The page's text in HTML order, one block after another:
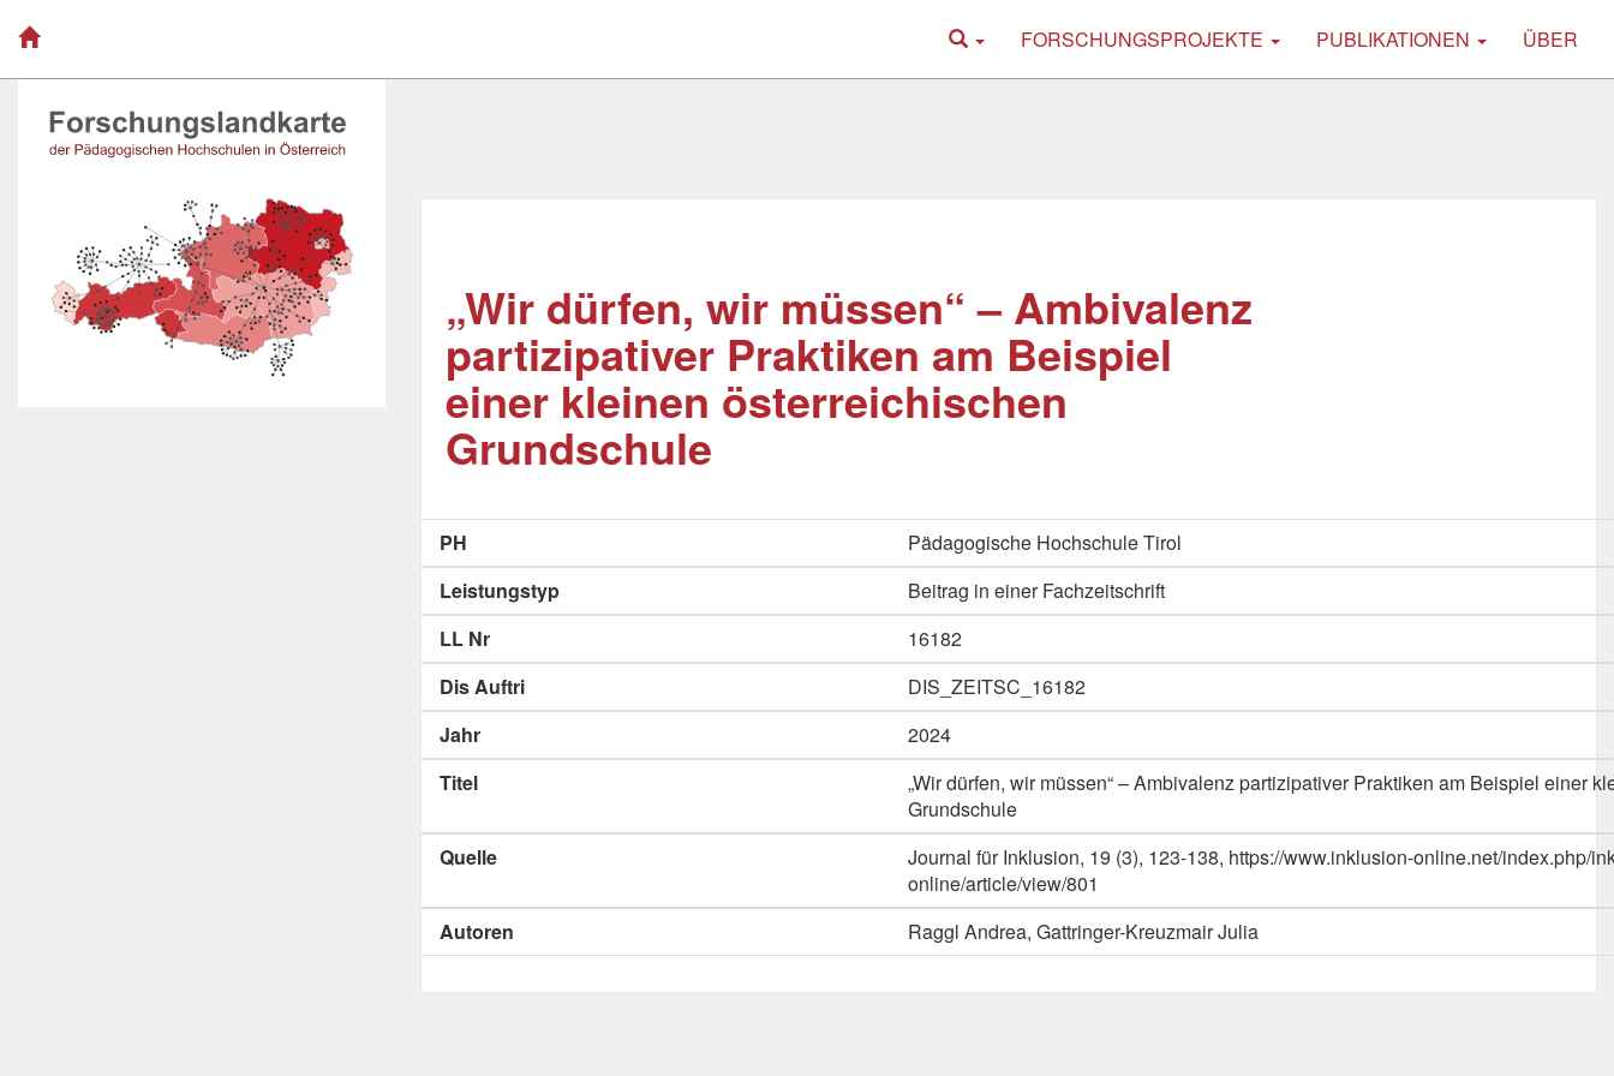
FORSCHUNGSPROJEKTE PUBLIKATIONEN ÜBER
„Wir dürfen, wir müssen“ – Ambivalenz
partizipativer Praktiken am Beispiel
einer kleinen österreichischen
Grundschule
PH
Pädagogische Hochschule Tirol
Leistungstyp
Beitrag in einer Fachzeitschrift
LL Nr
16182
Dis Auftri
DIS_ZEITSC_16182
Jahr
2024
Titel
„Wir dürfen, wir müssen“ – Ambivalenz partizipativer Praktiken am Beispiel einer
Grundschule
Quelle
Journal für Inklusion, 19 (3), 123-138, https://www.inklusion-online.net/index.php/
online/article/view/801
Autoren
Raggl Andrea, Gattringer-Kreuzmair Julia